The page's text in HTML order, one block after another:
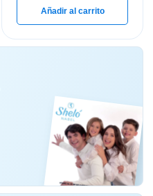
Añadir al carrito